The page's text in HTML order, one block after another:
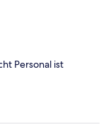
Personal ist